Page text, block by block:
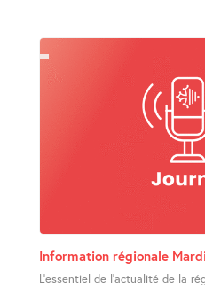
Information régionale
L’essentiel de l’actualité de la